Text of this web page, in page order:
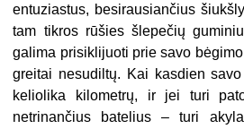
entuziastus, besirausiančius
tam tikros rūšies šlepečių
galima prisiklijuoti prie savo
greitai nesudiltų. Kai kasdien
keliolika kilometrų, ir jei turi
netrinančius batelius – turi